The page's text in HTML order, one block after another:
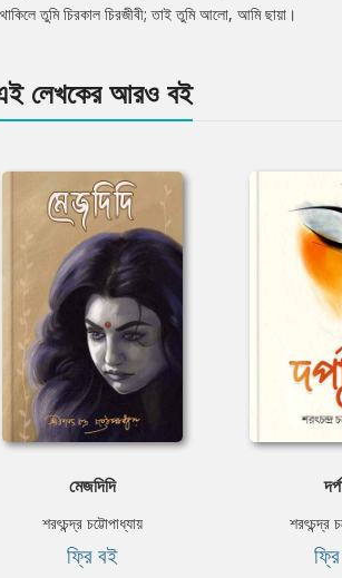
তুমি চিরকাল চিরজীবী; তাই তুমি আলো, আমি ছায়া।
লেখকের আরও বই
মেজদিদি
শরৎচন্দ্র চট্টোপাধ্যায়
ফ্রি বই
শরৎচন্দ্র